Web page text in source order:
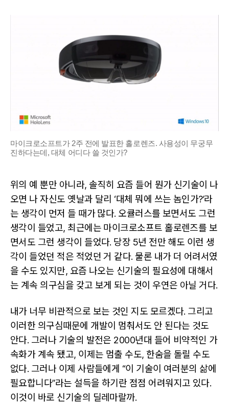
마이크로소프트가 2주 전에 발표한 홀로렌즈. 사용성이 무궁무
진하다는데, 대체 어디다 쓸 것인가?
위의 예 뿐만 아니라, 솔직히 요즘 들어 뭔가 신기술이 나
오면 나 자신도 옛날과 달리 ‘대체 뭐에 쓰는 놈인가?’라
는 생각이 먼저 들 때가 많다. 오큘러스를 보면서도 그런
생각이 들었고, 최근에는 마이크로소프트 홀로렌즈를 보
면서도 그런 생각이 들었다. 당장 5년 전만 해도 이런 생
각이 들었던 적은 적었던 거 같다. 물론 내가 더 어려서였
을 수도 있지만, 요즘 나오는 신기술의 필요성에 대해서
는 계속 의구심을 갖고 보게 되는 것이 우연은 아닐 거다.
내가 너무 비관적으로 보는 것인 지도 모르겠다. 그리고
이러한 의구심때문에 개발이 멈춰서도 안 된다는 것도
안다. 그러나 기술의 발전은 2000년대 들어 비약적인 가
속화가 계속 됐고, 이제는 멈출 수도, 한숨을 돌릴 수도
없다. 그러나 이제 사람들에게 “이 기술이 여러분의 삶에
필요합니다”라는 설득을 하기란 점점 어려워지고 있다.
이것이 바로 신기술의 딜레마랄까.